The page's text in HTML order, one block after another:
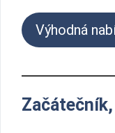
Výhodná